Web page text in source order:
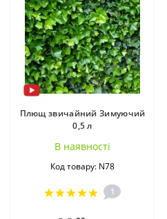
Очиток (седум) в
горщиках (27)
Плющ звичайний Зимуючий
0,5 л
В наявностi
Код товару: N78
1